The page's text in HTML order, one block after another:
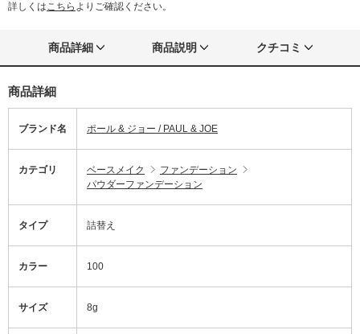
詳しくはこちら よりご確認ください。
商品詳細 商品説明 クチコミ
商品詳細
ブランド名 ポール & ジョー / PAUL & JOE
カテゴリ ベースメイク
ファンデーション
パウダーファンデーション
タイプ 詰替え
カラー 100
サイズ 8g